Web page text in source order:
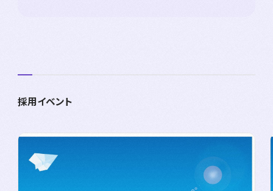
採用イベント